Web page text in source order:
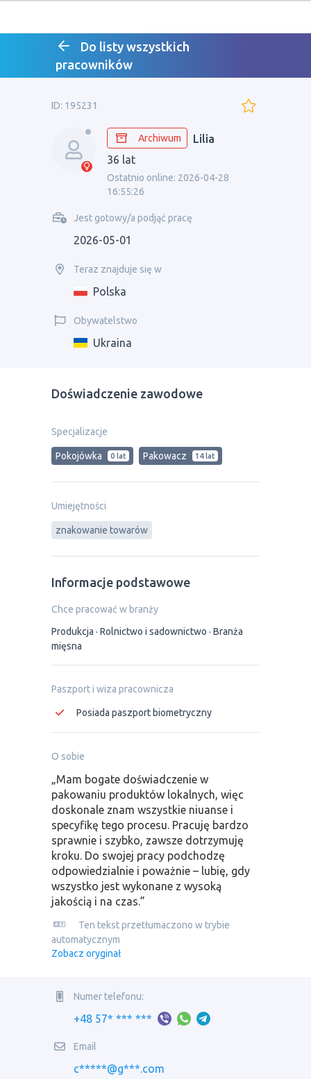
Do listy wszystkich
pracowników
ID: 195231
Archiwum
Lilia
36 lat
Ostatnio online: 2026-04-28
16:55:26
Jest gotowy/a podjąć pracę
2026-05-01
Teraz znajduje się w
Polska
Obywatelstwo
Ukraina
Doświadczenie zawodowe
Specjalizacje
Pokojówka 0 lat Pakowacz 14 lat
Umiejętności
znakowanie towarów
Informacje podstawowe
Chce pracować w branży
Produkcja
Rolnictwo i sadownictwo
Branża
mięsna
Paszport i wiza pracownicza
Posiada paszport biometryczny
O sobie
„Mam bogate doświadczenie w
pakowaniu produktów lokalnych, więc
doskonale znam wszystkie niuanse i
specyfikę tego procesu. Pracuję bardzo
sprawnie i szybko, zawsze dotrzymuję
kroku. Do swojej pracy podchodzę
odpowiedzialnie i poważnie – lubię, gdy
wszystko jest wykonane z wysoką
jakością i na czas.”
Ten tekst przetłumaczono w trybie
automatycznym
Zobacz oryginał
Numer telefonu:
+48 57* *** ***
Email
c*****@g***.com